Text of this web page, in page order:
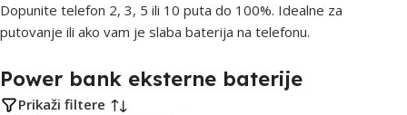
Dopunite telefon 2, 3, 5 ili 10 puta do 100%. Idealne za
putovanje ili ako vam je slaba baterija na telefonu.
Power bank eksterne baterije
Prikaži filtere